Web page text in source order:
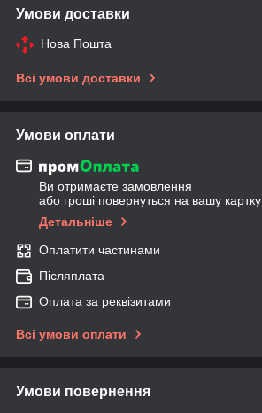
Умови доставки
Нова Пошта
Всі умови доставки
Умови оплати
Ви отримаєте замовлення
або гроші повернуться на вашу картку
Детальніше
Оплатити частинами
Післяплата
Оплата за реквізитами
Всі умови оплати
Умови повернення